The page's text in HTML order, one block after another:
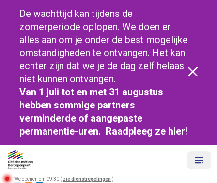
De wachttijd kan tijdens de
zomerperiode oplopen. We doen er
alles aan om je onder de best mogelijke
omstandigheden te ontvangen. Het kan
echter zijn dat we je de dag zelf helaas
niet kunnen ontvangen.
Van 1 juli tot en met 31 augustus
hebben sommige partners
verminderde of aangepaste
permanentie-uren. Raadpleeg ze hier!
We openen om 09:30 ( zie dienstregelingen )